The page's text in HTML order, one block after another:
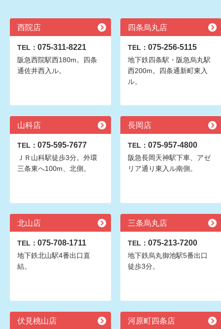
西院店
TEL： 075-311-8221
阪急西院駅西180m。四条
通佐井西入ル。
四条烏丸店
TEL： 075-256-5115
地下鉄四条駅・阪急烏丸駅
西200m。四条通新町東入
ル。
山科店
TEL： 075-595-7677
ＪＲ山科駅徒歩3分。外環
三条東へ100m、北側。
長岡店
TEL： 075-957-4800
阪急長岡天神駅下車、アゼ
リア通り東入ル南側。
北山店
TEL： 075-708-1711
地下鉄北山駅4番出口直
結。
三条烏丸店
TEL： 075-213-7200
地下鉄烏丸御池駅5番出口
徒歩3分。
伏見桃山店 河原町四条店